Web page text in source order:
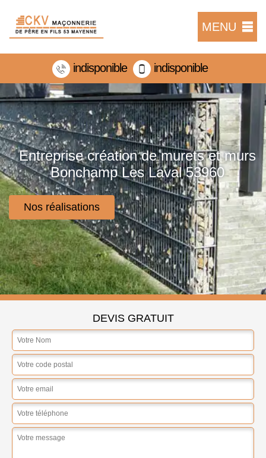
MENU
indisponible indisponible
Entreprise création de murets et murs
Bonchamp Les Laval 53960
Nos réalisations
DEVIS GRATUIT